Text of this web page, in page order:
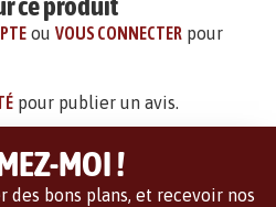
ouVOUS CONNECTER pour
pour publier un avis.
MOI !
des bons plans, et recevoir nos